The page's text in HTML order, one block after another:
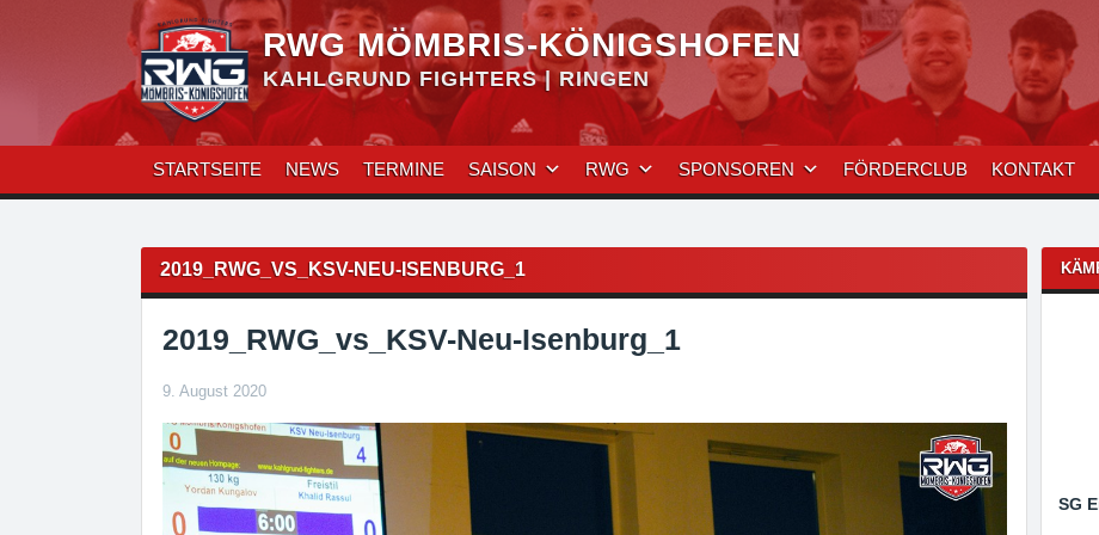
RWG MÖMBRIS-KÖNIGSHOFEN
KAHLGRUND FIGHTERS | RINGEN
STARTSEITE NEWS TERMINE SAISON RWG SPONSOREN FÖRDERCLUB KONTAKT
2019_RWG_VS_KSV-NEU-ISENBURG_1
2019_RWG_vs_KSV-Neu-Isenburg_1
9. August 2020
Beitragsnavigation